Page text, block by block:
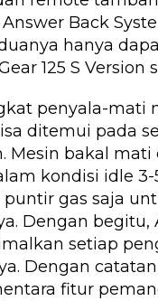
Back
hanya
125 S Version
penyala-mati
ditemui pada
Mesin bakal mati
kondisi idle 3-
gas saja
Dengan begitu,
setiap
Dengan
fitur